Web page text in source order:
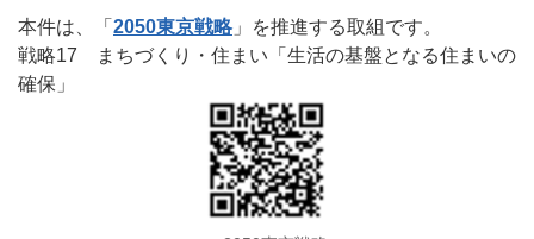
本件は、「 2050東京戦略」を推進する取組です。
戦略17 まちづくり・住まい「生活の基盤となる住まいの
確保」